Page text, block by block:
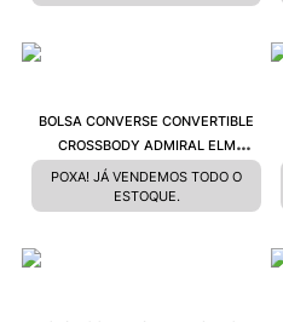
BOLSA CONVERSE CONVERTIBLE
CROSSBODY ADMIRAL ELM
0024555A09
POXA! JÁ VENDEMOS TODO O
ESTOQUE.